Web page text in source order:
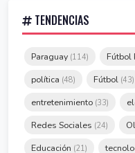
TENDENCIAS
Paraguay (114) Fútbol
política (48) Fútbol (43)
entretenimiento (33)
Redes Sociales (24)
Educación (21)